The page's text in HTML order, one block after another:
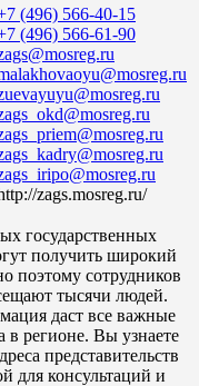
(496) 566-40-15
(496) 566-61-90
zags.mosreg.ru/
государственных
получить широкий
поэтому сотрудников
тысячи людей.
даст все важные
регионе. Вы узнаете
представительств
для консультаций и